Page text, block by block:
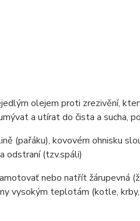
olejem proti zrezivění,
a utírat do čista a sucha,
(pařáku), kovovém ohnisku
odstraní (tzv.spáli)
nebo natřít žárupevná
vysokým teplotám (kotle,